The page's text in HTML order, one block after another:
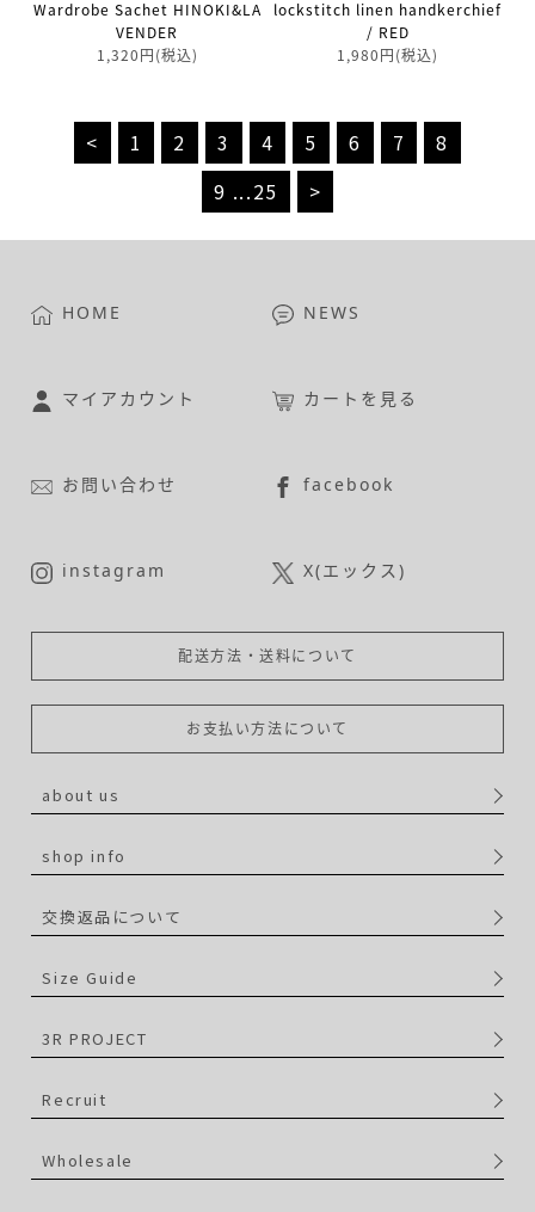
Wardrobe Sachet HINOKI&LA
VENDER
1,320円(税込)
lockstitch linen handkerchief
/ RED
1,980円(税込)
< 1 2 3 4 5 6 7
8
9 ...25 >
HOME NEWS
マイアカウント カートを見る
お問い合わせ facebook
instagram X(エックス)
配送方法・送料について
お支払い方法について
about us
shop info
交換返品について
Size Guide
3R PROJECT
Recruit
Wholesale